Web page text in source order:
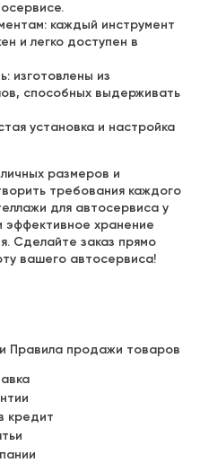
каждый инструмент
и легко доступен в
изготовлены из
способных выдерживать
установка и настройка
размеров и
требования каждого
для автосервиса у
эффективное хранение
Сделайте заказ прямо
вашего автосервиса!
Правила продажи товаров
кредит